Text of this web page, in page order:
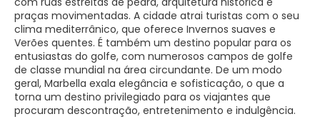
praças movimentadas. A cidade atrai turistas com o seu
clima mediterrânico, que oferece Invernos suaves e
Verões quentes. É também um destino popular para os
entusiastas do golfe, com numerosos campos de golfe
de classe mundial na área circundante. De um modo
geral, Marbella exala elegância e sofisticação, o que a
torna um destino privilegiado para os viajantes que
procuram descontração, entretenimento e indulgência.